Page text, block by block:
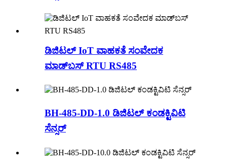
ಡಿಜಿಟಲ್ IoT ವಾಹಕತೆ ಸಂವೇದಕ
ಮಾಡ್‌ಬಸ್ RTU RS485
BH-485-DD-1.0 ಡಿಜಿಟಲ್ ಕಂಡಕ್ಟಿವಿಟಿ
ಸೆನ್ಸರ್